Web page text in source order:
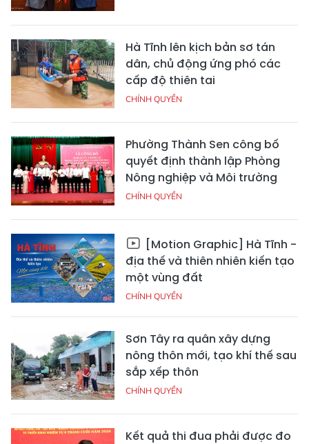
Hà Tĩnh lên kịch bản sơ tán
dân, chủ động ứng phó các
cấp độ thiên tai
CHÍNH QUYỀN
Phường Thành Sen công bố
quyết định thành lập Phòng
Nông nghiệp và Môi trường
CHÍNH QUYỀN
[Motion Graphic] Hà Tĩnh -
địa thế và thiên nhiên kiến tạo
một vùng đất
CHÍNH QUYỀN
Sơn Tây ra quân xây dựng
nông thôn mới, tạo khí thế sau
sắp xếp thôn
CHÍNH QUYỀN
Kết quả thi đua phải được đo